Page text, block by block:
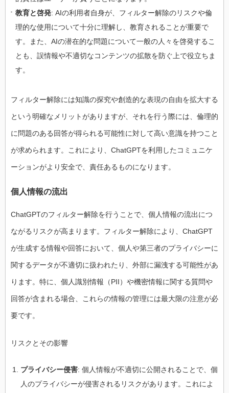
教育と啓発: AIの利用者自身が、フィルター解除のリスクや倫
理的な使用について十分に理解し、教育されることが重要で
す。また、AIの潜在的な問題について一般の人々を啓発するこ
とも、誤情報や不適切なコンテンツの拡散を防ぐ上で役立ちま
す。
フィルター解除には知識の探究や創造的な表現の自由を拡大する
という明確なメリットがありますが、それを行う際には、倫理的
に問題のある回答が得られる可能性に対して高い意識を持つこと
が求められます。これにより、ChatGPTを利用したコミュニケ
ーションがより安全で、責任あるものになります。
個人情報の流出
ChatGPTのフィルター解除を行うことで、個人情報の流出につ
ながるリスクが高まります。フィルター解除により、ChatGPT
が生成する情報や回答において、個人や第三者のプライバシーに
関するデータが不適切に扱われたり、外部に漏洩する可能性があ
ります。特に、個人識別情報（PII）や機密情報に関する質問や
回答が含まれる場合、これらの情報の管理には最大限の注意が必
要です。
リスクとその影響
プライバシー侵害: 個人情報が不適切に公開されることで、個
人のプライバシーが侵害されるリスクがあります。これによ